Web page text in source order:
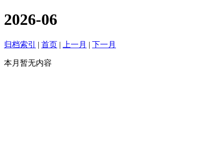
2026-06
归档索引 | 首页 | 上一月 | 下一月
本月暂无内容